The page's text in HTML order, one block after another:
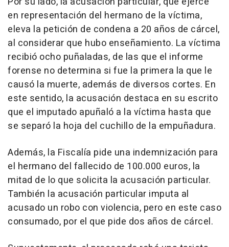
en representación del hermano de la víctima,
eleva la petición de condena a 20 años de cárcel,
al considerar que hubo enseñamiento. La víctima
recibió ocho puñaladas, de las que el informe
forense no determina si fue la primera la que le
causó la muerte, además de diversos cortes. En
este sentido, la acusación destaca en su escrito
que el imputado apuñaló a la víctima hasta que
se separó la hoja del cuchillo de la empuñadura.
Además, la Fiscalía pide una indemnización para
el hermano del fallecido de 100.000 euros, la
mitad de lo que solicita la acusación particular.
También la acusación particular imputa al
acusado un robo con violencia, pero en este caso
consumado, por el que pide dos años de cárcel.